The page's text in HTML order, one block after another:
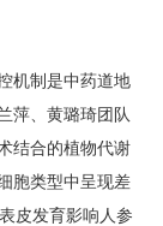
机制是中药道地
萍、黄璐琦团队
结合的植物代谢
胞类型中呈现差
皮发育影响人参